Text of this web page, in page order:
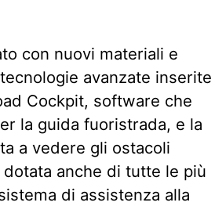
con nuovi materiali e
avanzate inserite
Cockpit, software che
la guida fuoristrada, e la
a vedere gli ostacoli
anche di tutte le più
di assistenza alla